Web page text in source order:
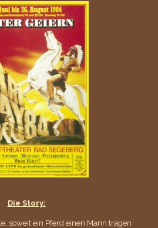
Die Story:
soweit ein Pferd einen Mann tragen